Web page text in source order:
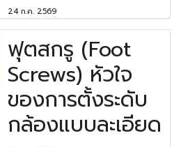
24 ก.ค. 2569
ฟุตสกรู (Foot
Screws) หัวใจ
ของการตั้งระดับ
กล้องแบบละเอียด